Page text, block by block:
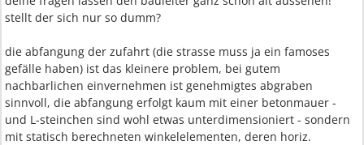
stellt der sich nur so dumm?
die abfangung der zufahrt (die strasse muss ja ein famoses
gefälle haben) ist das kleinere problem, bei gutem
nachbarlichen einvernehmen ist genehmigtes abgraben
sinnvoll, die abfangung erfolgt kaum mit einer betonmauer -
und L-steinchen sind wohl etwas unterdimensioniert - sondern
mit statisch berechneten winkelelementen, deren horiz.